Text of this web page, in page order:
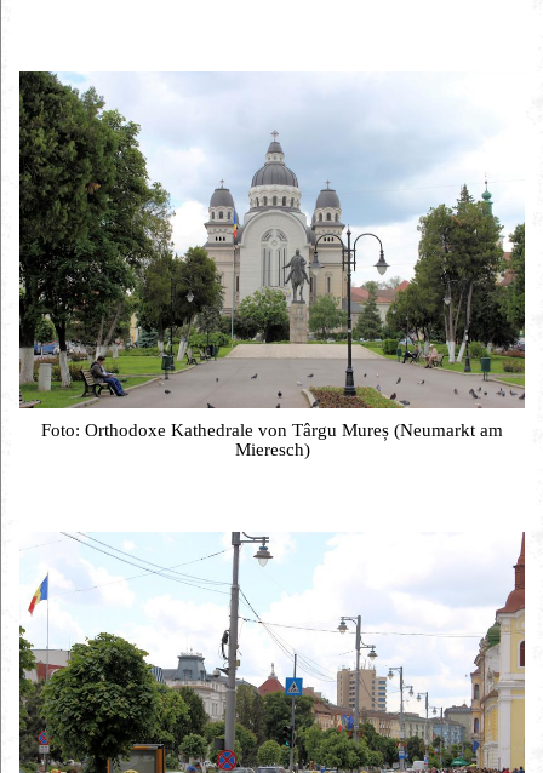
Foto: Orthodoxe Kathedrale von Târgu Mureș (Neumarkt am
Mieresch)